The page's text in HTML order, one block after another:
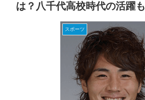
は？八千代高校時代の活躍も
スポーツ